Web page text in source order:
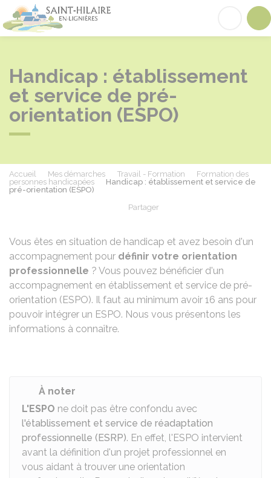
Saint-Hilaire-en-Lignières
Handicap : établissement
et service de pré-
orientation (ESPO)
Accueil Mes démarches Travail - Formation
Formation des
personnes handicapées
Handicap : établissement et service de
pré-orientation (ESPO)
Partager
Vous êtes en situation de handicap et avez besoin d'un
accompagnement pour définir votre orientation
professionnelle ? Vous pouvez bénéficier d'un
accompagnement en établissement et service de pré-
orientation (ESPO). Il faut au minimum avoir 16 ans pour
pouvoir intégrer un ESPO. Nous vous présentons les
informations à connaître.
À noter
L'ESPO ne doit pas être confondu avec
l'établissement et service de réadaptation
professionnelle (ESRP). En effet, l'ESPO intervient
avant la définition d'un projet professionnel en
vous aidant à trouver une orientation